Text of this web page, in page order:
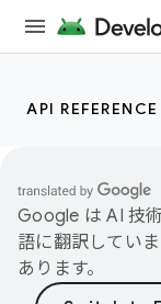
API REFERENCE
Google は AI 技
語に翻訳してい
あります。